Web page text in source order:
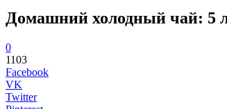
Домашний холодный чай: 5
0
1103
Facebook
VK
Twitter